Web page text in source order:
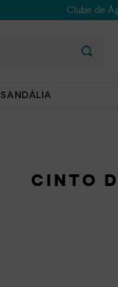
Clube de
SANDÁLIA
CINTO